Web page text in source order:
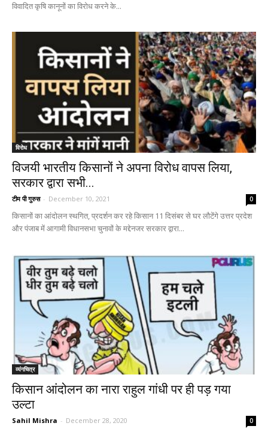
विवादित कृषि कानूनों का विरोध करने के...
विरोध
विजयी भारतीय किसानों ने अपना विरोध वापस लिया,
सरकार द्वारा सभी...
टीम पी गुरुस - December 10, 2021 0
किसानों का आंदोलन स्थगित, प्रदर्शन कर रहे किसान 11 दिसंबर से घर लौटेंगे उत्तर प्रदेश
और पंजाब में आगामी विधानसभा चुनावों के मद्देनजर सरकार द्वारा...
व्यंगचित्र
किसान आंदोलन का नारा राहुल गांधी पर ही पड़ गया
उल्टा
Sahil Mishra - December 28, 2020 0